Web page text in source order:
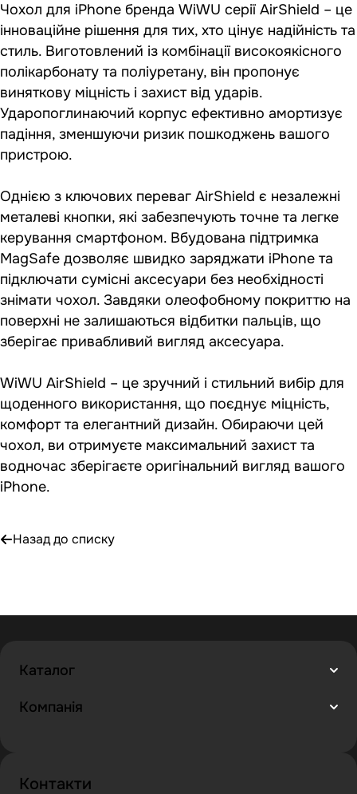
Чохол для iPhone бренда WiWU серії AirShield – це
інноваційне рішення для тих, хто цінує надійність та
стиль. Виготовлений із комбінації високоякісного
полікарбонату та поліуретану, він пропонує
виняткову міцність і захист від ударів.
Ударопоглинаючий корпус ефективно амортизує
падіння, зменшуючи ризик пошкоджень вашого
пристрою.
Однією з ключових переваг AirShield є незалежні
металеві кнопки, які забезпечують точне та легке
керування смартфоном. Вбудована підтримка
MagSafe дозволяє швидко заряджати iPhone та
підключати сумісні аксесуари без необхідності
знімати чохол. Завдяки олеофобному покриттю на
поверхні не залишаються відбитки пальців, що
зберігає привабливий вигляд аксесуара.
WiWU AirShield – це зручний і стильний вибір для
щоденного використання, що поєднує міцність,
комфорт та елегантний дизайн. Обираючи цей
чохол, ви отримуєте максимальний захист та
водночас зберігаєте оригінальний вигляд вашого
iPhone.
Назад до списку
Каталог
Компанія
Контакти